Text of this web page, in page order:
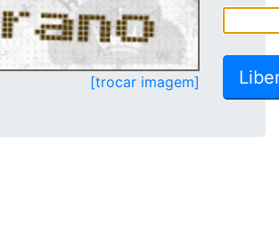
[trocar imagem]